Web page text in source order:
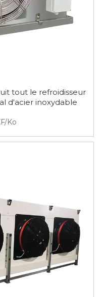
tout le refroidisseur
d'acier inoxydable
Ko